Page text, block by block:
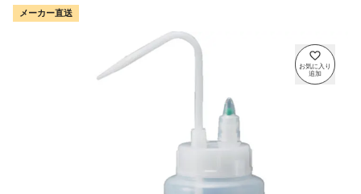
メーカー直送